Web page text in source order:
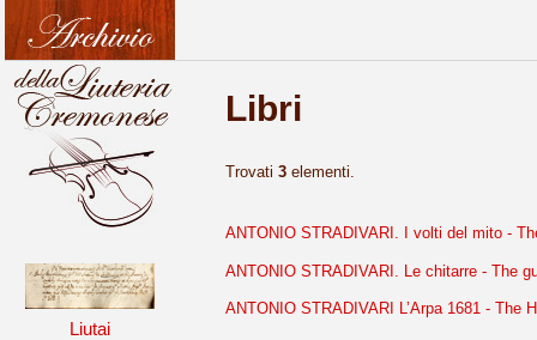
Liutai
Libri
Trovati 3elementi.
ANTONIO STRADIVARI. I volti del mito -
ANTONIO STRADIVARI. Le chitarre - The
ANTONIO STRADIVARI L’Arpa 1681 - The